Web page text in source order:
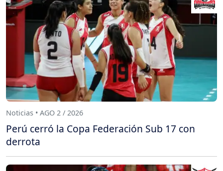
Noticias • AGO 2 / 2026
Perú cerró la Copa Federación Sub 17 con
derrota